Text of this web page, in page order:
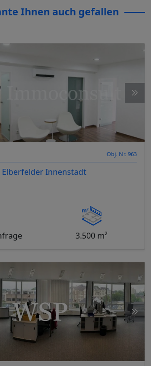
Ihnen auch gefallen
Obj. Nr. 963
Elberfelder Innenstadt
3.500 m²